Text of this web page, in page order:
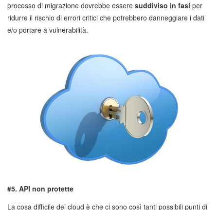
processo di migrazione dovrebbe essere suddiviso in fasi per
ridurre il rischio di errori critici che potrebbero danneggiare i dati
e/o portare a vulnerabilità.
#5. API non protette
La cosa difficile del cloud è che ci sono così tanti possibili punti di